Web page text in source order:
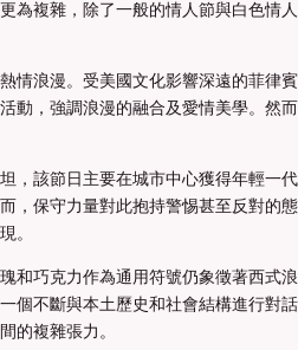
複雜，除了一般的情人節與白色
浪漫。受美國文化影響深遠的菲
動，強調浪漫的融合及愛情美學。
該節日主要在城市中心獲得年輕
，保守力量對此抱持警惕甚至反對
。
和巧克力作為通用符號仍象徵著西
不斷與本土歷史和社會結構進行對
的複雜張力。